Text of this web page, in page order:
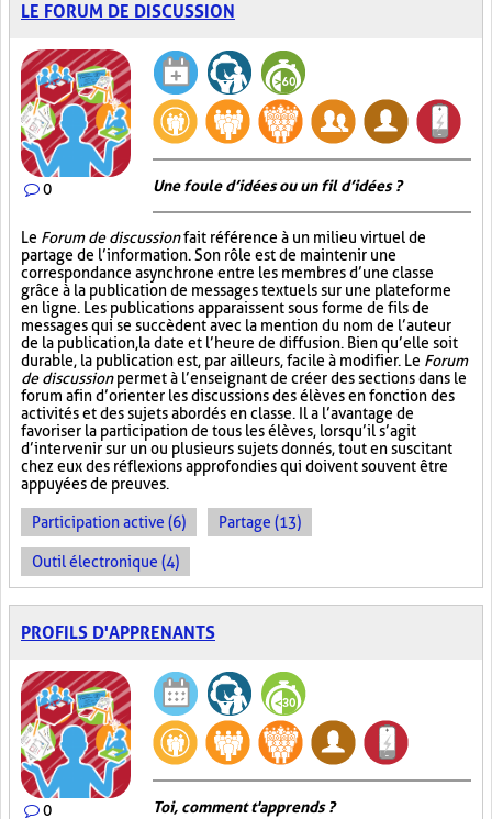
LE FORUM DE DISCUSSION
0 Une foule d’idées ou un fil d’idées ?
Le Forum de discussionfait référence à un milieu virtuel de
partage de l’information. Son rôle est de maintenir une
correspondance asynchrone entre les membres d’une classe
grâce à la publication de messages textuels sur une plateforme
en ligne. Les publications apparaissent sous forme de fils de
messages qui se succèdent avec la mention du nom de l’auteur
de la publication, la date et l’heure de diffusion. Bien qu’elle soit
durable, la publication est, par ailleurs, facile à modifier. Le Forum
de discussionpermet à l’enseignant de créer des sections dans le
forum afin d’orienter les discussions des élèves en fonction des
activités et des sujets abordés en classe. Il a l’avantage de
favoriser la participation de tous les élèves, lorsqu’il s’agit
d’intervenir sur un ou plusieurs sujets donnés, tout en suscitant
chez eux des réflexions approfondies qui doivent souvent être
appuyées de preuves.
Participation active (6) Partage (13)
Outil électronique (4)
PROFILS D'APPRENANTS
0 Toi, comment t'apprends ?